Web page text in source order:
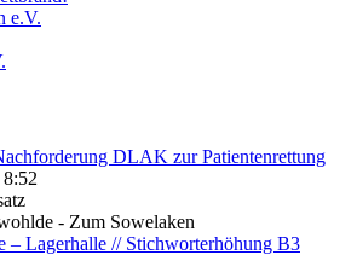
e.V.
DLAK zur Patientenrettung
8:52
- Zum Sowelaken
– Lagerhalle // Stichworterhöhung B3